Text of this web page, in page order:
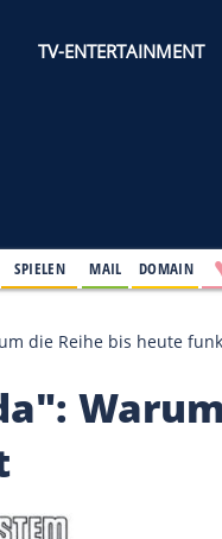
TV-
Zelda": Warum die